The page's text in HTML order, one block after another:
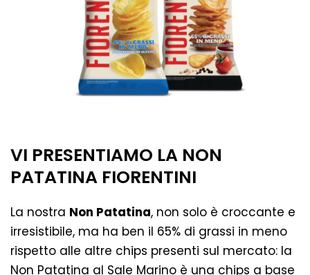
VI PRESENTIAMO LA NON
PATATINA FIORENTINI
La nostra Non Patatina, non solo è croccante e
irresistibile, ma ha ben il 65% di grassi in meno
rispetto alle altre chips presenti sul mercato: la
Non Patatina al Sale Marino è una chips a base